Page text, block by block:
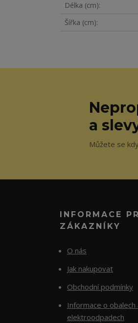
Délka (cm)
Šířka (cm)
a
Můžete se
INFORMACE
ZÁKAZNÍKY
O nás
Jak nakupovat
Obchodní podmínky
Informace o obalech
elektroodpadech